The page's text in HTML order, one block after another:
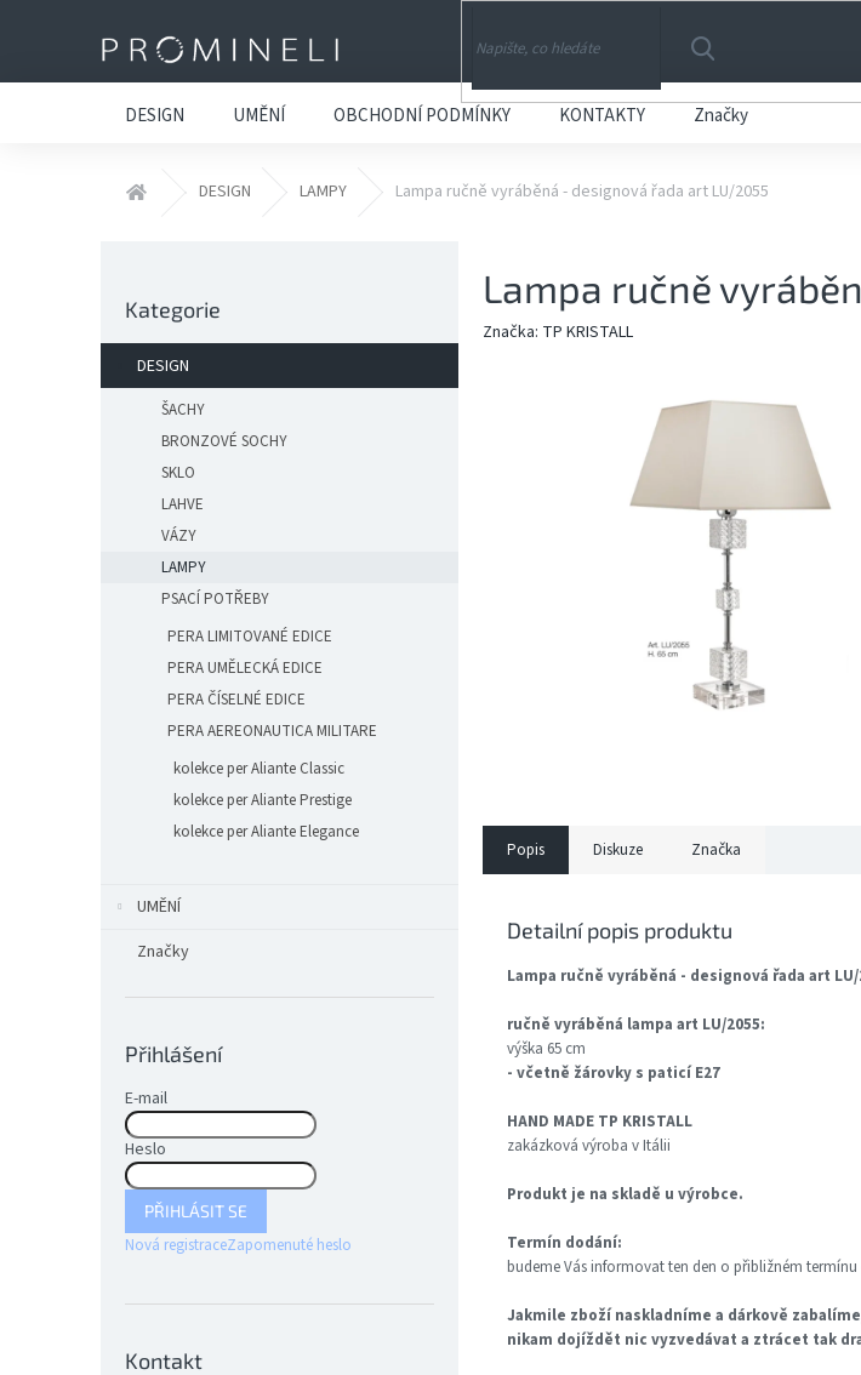
HLEDAT
DESIGN UMĚNÍ OBCHODNÍ PODMÍNKY KONTAKTY Značky
Domů DESIGN LAMPY Lampa ručně vyráběná - designová řada art LU/2055
a
kategorie
Kategorie
DESIGN
ŠACHY
BRONZOVÉ SOCHY
SKLO
LAHVE
VÁZY
LAMPY
PSACÍ POTŘEBY
PERA LIMITOVANÉ EDICE
PERA UMĚLECKÁ EDICE
PERA ČÍSELNÉ EDICE
PERA AEREONAUTICA MILITARE
kolekce per Aliante Classic
kolekce per Aliante Prestige
kolekce per Aliante Elegance
UMĚNÍ
Značky
Přihlášení
E-mail
Heslo
PŘIHLÁSIT SE
Nová registraceZapomenuté heslo
Kontakt
Lampa ručně
Značka: TP KRISTALL
Popis Diskuze Značka
Detailní popis produktu
Lampa ručně vyráběná - designová řada art LU/
ručně vyráběná lampa art LU/2055:
výška 65 cm
- včetně žárovky s paticí E27
HAND MADE TP KRISTALL
zakázková výroba v Itálii
Produkt je na skladě u výrobce.
Termín dodání:
budeme Vás informovat ten den o přibližném
Jakmile zboží naskladníme a dárkově
nikam dojíždět nic vyzvedávat a ztrácet tak